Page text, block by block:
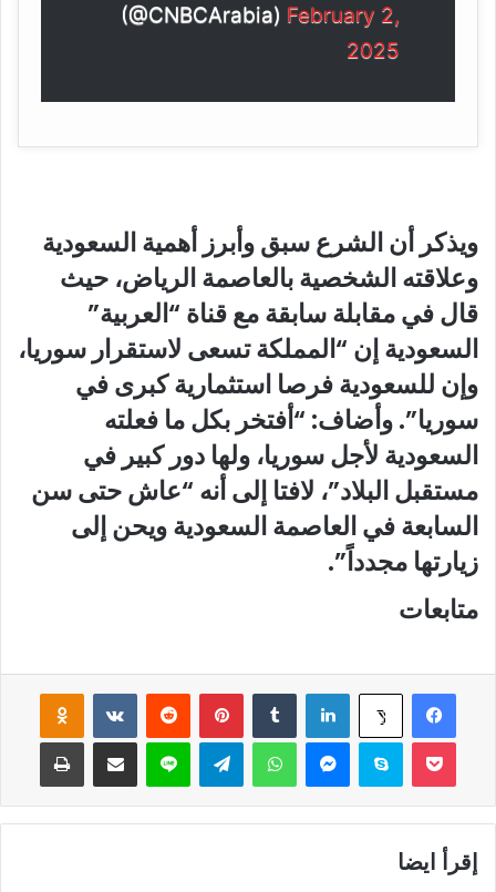
(@CNBCArabia) February 2,
2025
ويذكر أن الشرع سبق وأبرز أهمية السعودية
وعلاقته الشخصية بالعاصمة الرياض، حيث
قال في مقابلة سابقة مع قناة “العربية”
السعودية إن “المملكة تسعى لاستقرار سوريا،
وإن للسعودية فرصا استثمارية كبرى في
سوريا”. وأضاف: “أفتخر بكل ما فعلته
السعودية لأجل سوريا، ولها دور كبير في
مستقبل البلاد”، لافتا إلى أنه “عاش حتى سن
السابعة في العاصمة السعودية ويحن إلى
زيارتها مجدداً”.
متابعات
فيسبوك ‫X لينكدإن بينتيريست
سكايب واتساب لاين
إقرأ ايضا